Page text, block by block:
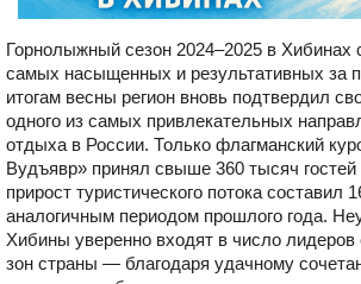
Горнолыжный сезон 2024–2025 в Хибинах
самых насыщенных и результативных за
итогам весны регион вновь подтвердил
одного из самых привлекательных
отдыха в России. Только флагманский
Вудъявр» принял свыше 360 тысяч
прирост туристического потока составил
аналогичным периодом прошлого года.
Хибины уверенно входят в число
зон страны — благодаря удачному